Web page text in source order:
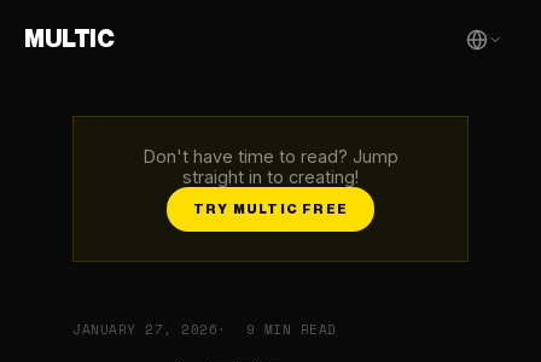
MULTIC
Don't have time to read? Jump
straight in to creating!
TRY MULTIC FREE
JANUARY 27, 2026 9 MIN READ